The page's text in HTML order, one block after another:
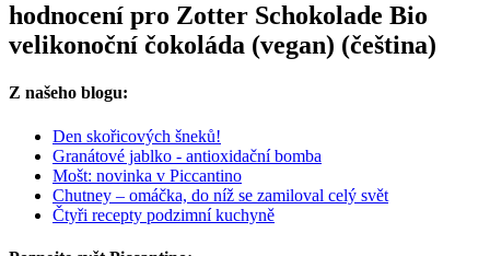
hodnocení pro Zotter Schokolade Bio
velikonoční čokoláda (vegan) (čeština)
Z našeho blogu:
Den skořicových šneků!
Granátové jablko - antioxidační bomba
Mošt: novinka v Piccantino
Chutney – omáčka, do níž se zamiloval celý svět
Čtyři recepty podzimní kuchyně